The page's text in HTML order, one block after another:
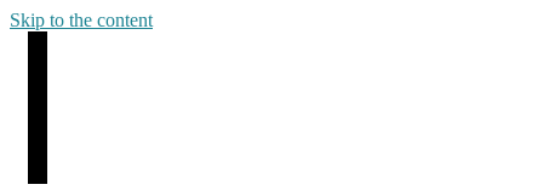
Skip to the content